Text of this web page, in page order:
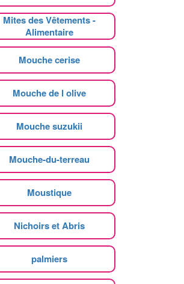
Mites des Vêtements -
Alimentaire
Mouche cerise
Mouche de l olive
Mouche suzukii
Mouche-du-terreau
Moustique
Nichoirs et Abris
palmiers